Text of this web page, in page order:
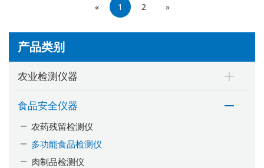
产品类别
农业检测仪器
食品安全仪器
农药残留检测仪
多功能食品检测仪
肉制品检测仪
« 1 2 »